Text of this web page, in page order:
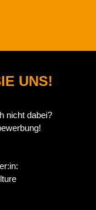
UNS!
nicht dabei?